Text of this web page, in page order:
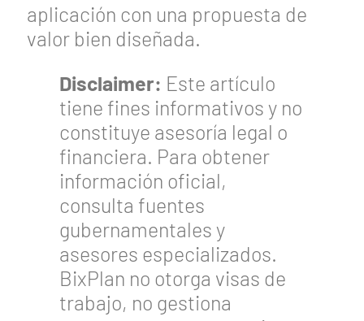
aplicación con una propuesta de
valor bien diseñada.
Disclaimer: Este artículo
tiene fines informativos y no
constituye asesoría legal o
financiera. Para obtener
información oficial,
consulta fuentes
gubernamentales y
asesores especializados.
BixPlan no otorga visas de
trabajo, no gestiona